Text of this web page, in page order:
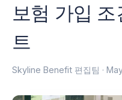
보험 가입 조
트
Skyline Benefit 편집팀 ·